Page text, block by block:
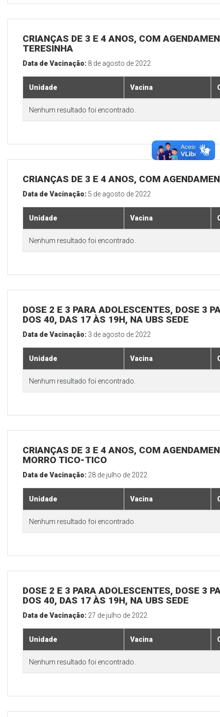
CRIANÇAS DE 3 E 4 ANOS, COM
TERESINHA
Data de Vacinação: 8 de agosto de 2022
Unidade Vacina
Nenhum resultado foi encontrado.
CRIANÇAS DE 3 E 4 ANOS, COM
Data de Vacinação: 5 de agosto de 2022
Unidade Vacina
Nenhum resultado foi encontrado.
DOSE 2 E 3 PARA ADOLESCENTES, DOSE 3
DOS 40, DAS 17 ÀS 19H, NA UBS SEDE
Data de Vacinação: 3 de agosto de 2022
Unidade Vacina
Nenhum resultado foi encontrado.
CRIANÇAS DE 3 E 4 ANOS, COM
MORRO TICO-TICO
Data de Vacinação: 28 de julho de 2022
Unidade Vacina
Nenhum resultado foi encontrado.
DOSE 2 E 3 PARA ADOLESCENTES, DOSE 3
DOS 40, DAS 17 ÀS 19H, NA UBS SEDE
Data de Vacinação: 27 de julho de 2022
Unidade Vacina
Nenhum resultado foi encontrado.